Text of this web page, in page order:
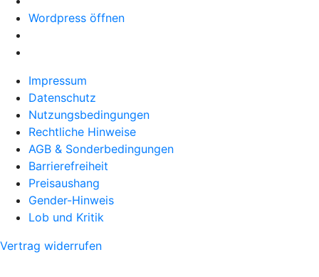
Wordpress öffnen
Impressum
Datenschutz
Nutzungsbedingungen
Rechtliche Hinweise
AGB & Sonderbedingungen
Barrierefreiheit
Preisaushang
Gender-Hinweis
Lob und Kritik
Vertrag widerrufen